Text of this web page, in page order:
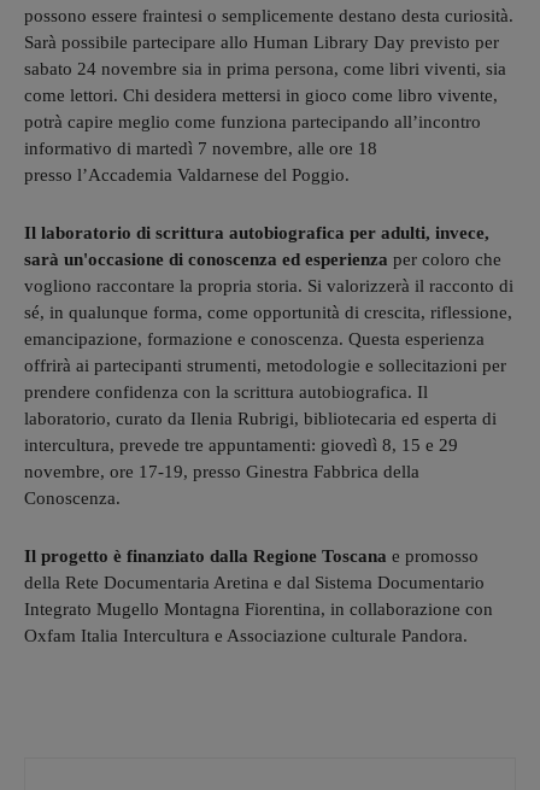
possono essere fraintesi o semplicemente destano desta curiosità.
Sarà possibile partecipare allo Human Library Day previsto per
sabato 24 novembre sia in prima persona, come libri viventi, sia
come lettori. Chi desidera mettersi in gioco come libro vivente,
potrà capire meglio come funziona partecipando all’incontro
informativo di martedì 7 novembre, alle ore 18
presso l’Accademia Valdarnese del Poggio.
Il laboratorio di scrittura autobiografica per adulti, invece,
sarà un'occasione di conoscenza ed esperienza per coloro che
vogliono raccontare la propria storia. Si valorizzerà il racconto di
sé, in qualunque forma, come opportunità di crescita, riflessione,
emancipazione, formazione e conoscenza. Questa esperienza
offrirà ai partecipanti strumenti, metodologie e sollecitazioni per
prendere confidenza con la scrittura autobiografica. Il
laboratorio, curato da Ilenia Rubrigi, bibliotecaria ed esperta di
intercultura, prevede tre appuntamenti: giovedì 8, 15 e 29
novembre, ore 17-19, presso Ginestra Fabbrica della
Conoscenza.
Il progetto è finanziato dalla Regione Toscana e promosso
della Rete Documentaria Aretina e dal Sistema Documentario
Integrato Mugello Montagna Fiorentina, in collaborazione con
Oxfam Italia Intercultura e Associazione culturale Pandora.